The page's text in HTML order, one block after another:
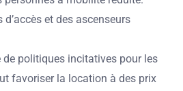
et des ascenseurs
de politiques incitatives pour les
favoriser la location à des prix